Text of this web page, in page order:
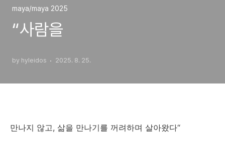
maya/maya 2025
“사람을
by hyleidos 2025. 8. 25.
만나지 않고, 삶을 만나기를 꺼려하며 살아왔다“